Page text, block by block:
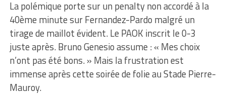
La polémique porte sur un penalty non accordé à la
40ème minute sur Fernandez-Pardo malgré un
tirage de maillot évident. Le PAOK inscrit le 0-3
juste après. Bruno Genesio assume : « Mes choix
n’ont pas été bons. » Mais la frustration est
immense après cette soirée de folie au Stade Pierre-
Mauroy.